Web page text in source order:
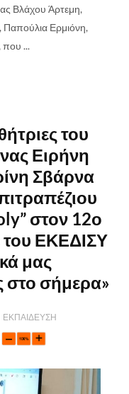
Βλάχου Άρτεμη,
Παπούλια Ερμιόνη,
που ...
του
Ειρήνη
Σβάρνα
στον 12ο
του ΕΚΕΔΙΣΥ
μας
στο σήμερα»
ΕΚΠΑΙΔΕΥΣΗ